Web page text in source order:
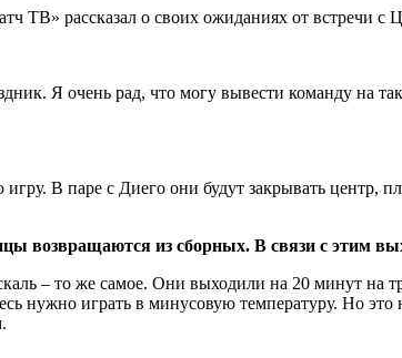
ТВ» рассказал о своих ожиданиях от встречи с
Я очень рад, что могу вывести команду на
В паре с Диего они будут закрывать центр,
возвращаются из сборных. В связи с этим
– то же самое. Они выходили на 20 минут на
нужно играть в минусовую температуру. Но